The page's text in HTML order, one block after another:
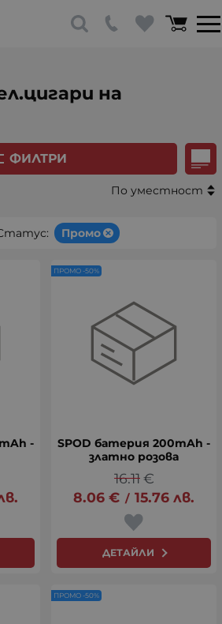
на
ФИЛТРИ
По уместност
Промо
-
SPOD батерия 200mAh -
златно розова
16.11 €
8.06 € / 15.76 лв.
ДЕТАЙЛИ
ПРОМО -50%
ПРОМО -50%